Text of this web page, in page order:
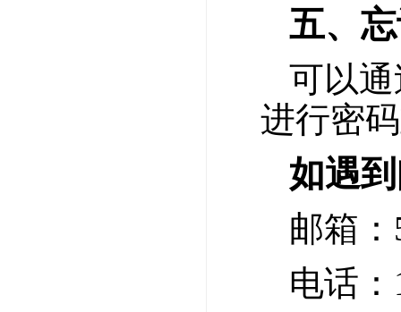
五、
可以
进行密
如遇
邮箱：
电话：